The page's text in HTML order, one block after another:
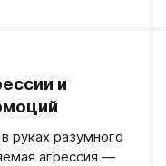
и
руках разумного
агрессия —